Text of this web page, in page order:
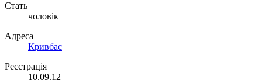
Стать
чоловік
Адреса
Кривбас
Реєстрація
10.09.12